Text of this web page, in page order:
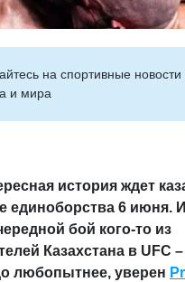
на cпортивные новости
и мира
история ждет
единоборства 6 июня.
бой кого-то из
Казахстана в UFC
любопытнее, уверен